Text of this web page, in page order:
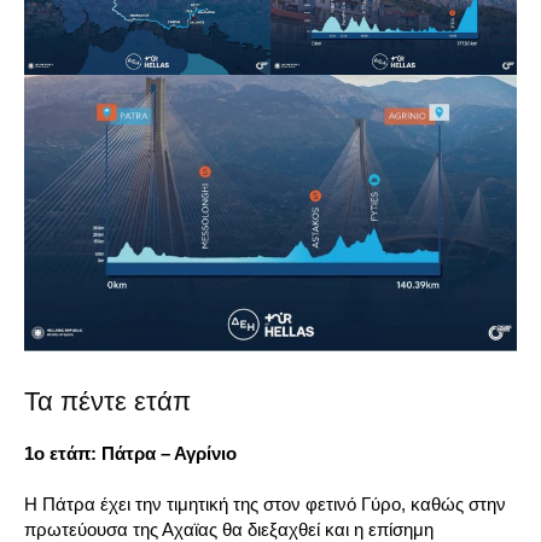
Τα πέντε ετάπ
1ο ετάπ: Πάτρα – Αγρίνιο
Η Πάτρα έχει την τιμητική της στον φετινό Γύρο, καθώς στην
πρωτεύουσα της Αχαϊας θα διεξαχθεί και η επίσημη